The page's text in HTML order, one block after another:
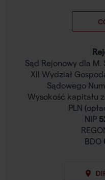
Sąd Rejonowy dla M.
XII Wydział
Sądowego
Wysokość kapitału
PLN
NIP
BDO